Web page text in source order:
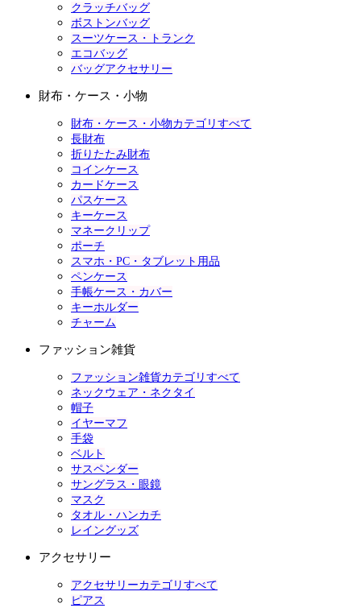
クラッチバッグ
ボストンバッグ
スーツケース・トランク
エコバッグ
バッグアクセサリー
財布・ケース・小物
財布・ケース・小物カテゴリすべて
長財布
折りたたみ財布
コインケース
カードケース
パスケース
キーケース
マネークリップ
ポーチ
スマホ・PC・タブレット用品
ペンケース
手帳ケース・カバー
キーホルダー
チャーム
ファッション雑貨
ファッション雑貨カテゴリすべて
ネックウェア・ネクタイ
帽子
イヤーマフ
手袋
ベルト
サスペンダー
サングラス・眼鏡
マスク
タオル・ハンカチ
レイングッズ
アクセサリー
アクセサリーカテゴリすべて
ピアス